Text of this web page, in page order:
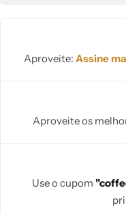
Aproveite: Assine
Aproveite os
Use o cupom